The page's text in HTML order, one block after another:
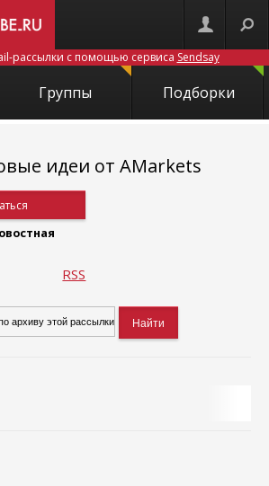
рассылки с помощью сервиса Sendsay
Группы Подборки
идеи от AMarkets
RSS